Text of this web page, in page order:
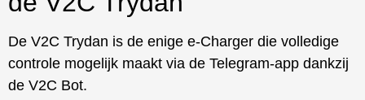
De V2C Trydan is de enige e-Charger die volledige
controle mogelijk maakt via de Telegram-app dankzij
de V2C Bot.